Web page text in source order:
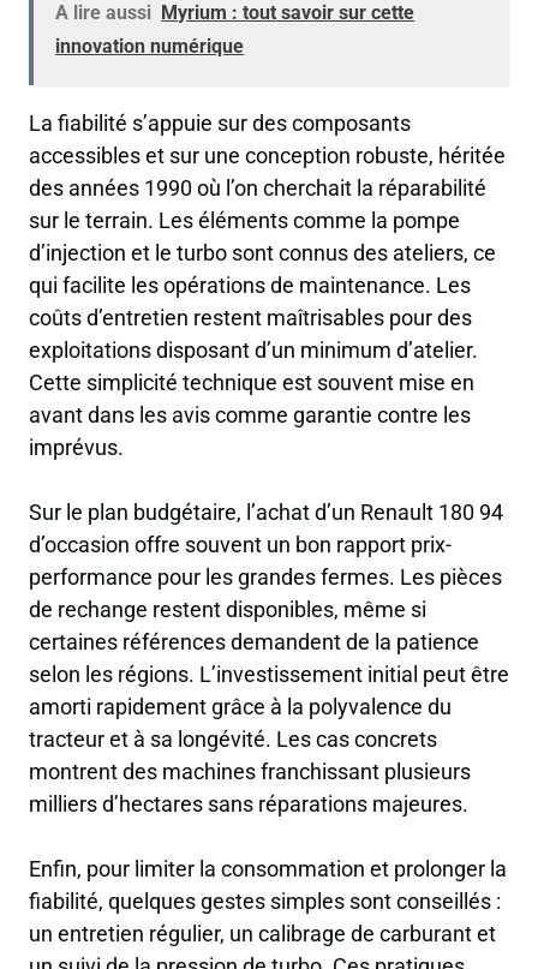
A lire aussi Myrium : tout savoir sur cette
innovation numérique
La fiabilité s’appuie sur des composants
accessibles et sur une conception robuste, héritée
des années 1990 où l’on cherchait la réparabilité
sur le terrain. Les éléments comme la pompe
d’injection et le turbo sont connus des ateliers, ce
qui facilite les opérations de maintenance. Les
coûts d’entretien restent maîtrisables pour des
exploitations disposant d’un minimum d’atelier.
Cette simplicité technique est souvent mise en
avant dans les avis comme garantie contre les
imprévus.
Sur le plan budgétaire, l’achat d’un Renault 180 94
d’occasion offre souvent un bon rapport prix-
performance pour les grandes fermes. Les pièces
de rechange restent disponibles, même si
certaines références demandent de la patience
selon les régions. L’investissement initial peut être
amorti rapidement grâce à la polyvalence du
tracteur et à sa longévité. Les cas concrets
montrent des machines franchissant plusieurs
milliers d’hectares sans réparations majeures.
Enfin, pour limiter la consommation et prolonger la
fiabilité, quelques gestes simples sont conseillés :
un entretien régulier, un calibrage de carburant et